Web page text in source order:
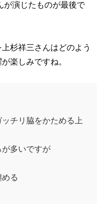
が演じたものが最後で
杉祥三さんはどのよう
楽しみですね。
チリ脇をかためる上
多いですが
る